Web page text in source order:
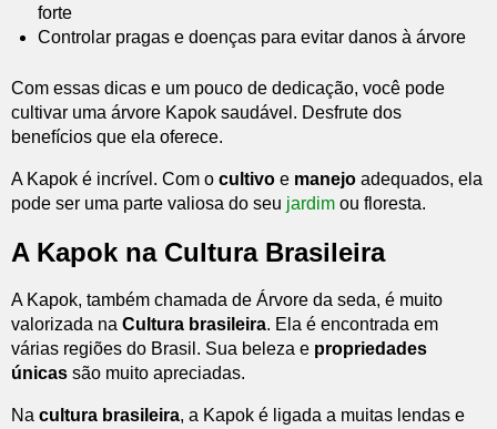
forte
Controlar pragas e doenças para evitar danos à árvore
Com essas dicas e um pouco de dedicação, você pode
cultivar uma árvore Kapok saudável. Desfrute dos
benefícios que ela oferece.
A Kapok é incrível. Com o cultivo e manejo adequados, ela
pode ser uma parte valiosa do seu jardim ou floresta.
A Kapok na Cultura Brasileira
A Kapok, também chamada de Árvore da seda, é muito
valorizada na Cultura brasileira. Ela é encontrada em
várias regiões do Brasil. Sua beleza e propriedades
únicas são muito apreciadas.
Na cultura brasileira, a Kapok é ligada a muitas lendas e